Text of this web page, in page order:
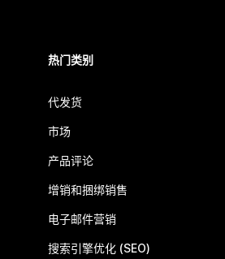
热门类别
代发货
市场
产品评论
增销和捆绑销售
电子邮件营销
搜索引擎优化 (SEO)